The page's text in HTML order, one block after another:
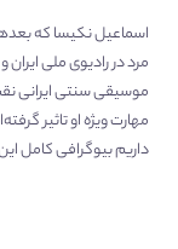
اسماعیل نکیسا که
مرد در رادیوی ملی
موسیقی سنتی ایرانی
مهارت ویژه او تاثیر
داریم بیوگرافی کامل